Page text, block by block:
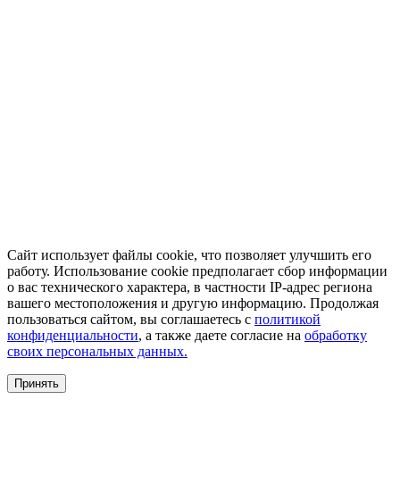
Сайт использует файлы cookie, что позволяет улучшить его
работу. Использование cookie предполагает сбор информации
о вас технического характера, в частности IP-адрес региона
вашего местоположения и другую информацию. Продолжая
пользоваться сайтом, вы соглашаетесь с политикой
конфиденциальности, а также даете согласие на обработку
своих персональных данных.
Принять